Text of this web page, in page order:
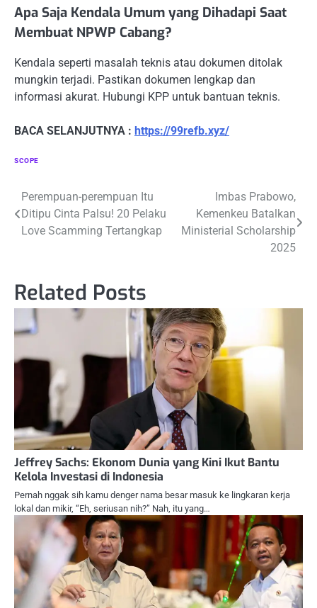
Apa Saja Kendala Umum yang Dihadapi Saat
Membuat NPWP Cabang?
Kendala seperti masalah teknis atau dokumen ditolak
mungkin terjadi. Pastikan dokumen lengkap dan
informasi akurat. Hubungi KPP untuk bantuan teknis.
BACA SELANJUTNYA : https://99refb.xyz/
SCOPE
Navigasi
pos
Perempuan-perempuan Itu
Ditipu Cinta Palsu! 20 Pelaku
Love Scamming Tertangkap
Imbas Prabowo,
Kemenkeu Batalkan
Ministerial Scholarship
2025
Related Posts
Jeffrey Sachs: Ekonom Dunia yang Kini Ikut Bantu
Kelola Investasi di Indonesia
Pernah nggak sih kamu denger nama besar masuk ke lingkaran kerja
lokal dan mikir, “Eh, seriusan nih?” Nah, itu yang…